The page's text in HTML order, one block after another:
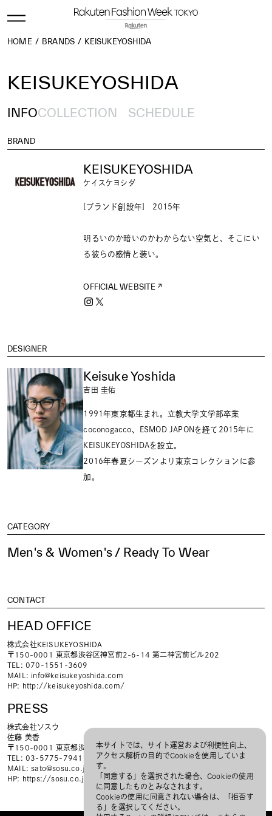
HOME BRANDS KEISUKEYOSHIDA
KEISUKEYOSHIDA
INFOCOLLECTION SCHEDULE
BRAND
KEISUKEYOSHIDA
ケイスケヨシダ
[ブランド創設年] 2015年
明るいのか暗いのかわからない空気と、そこにい
る彼らの感情と装い。
OFFICIAL WEBSITE
DESIGNER
Keisuke Yoshida
吉田 圭佑
1991年東京都生まれ。立教大学文学部卒業
coconogacco、ESMOD JAPONを経て2015年に
KEISUKEYOSHIDAを設立。
2016年春夏シーズンより東京コレクションに参
加。
CATEGORY
Men's & Women's / Ready To Wear
CONTACT
HEAD OFFICE
株式会社KEISUKEYOSHIDA
〒150-0001 東京都渋谷区神宮前2-6-14 第二神宮前ビル202
TEL: 070-1551-3609
MAIL: info@keisukeyoshida.com
HP: http://keisukeyoshida.com/
PRESS
株式会社ソスウ
佐藤 美香
〒150-0001 東京都渋谷区神宮前3-30-12 JMFビル神宮前01 4F
TEL: 03-5775-7941
MAIL: sato@sosu.co.jp
HP: https://sosu.co.jp
本サイトでは、サイト運営および利便性向上、
アクセス解析の目的でCookieを使用していま
す。
「同意する」を選択された場合、Cookieの使用
に同意したものとみなされます。
Cookieの使用に同意されない場合は、「拒否す
る」を選択してください。